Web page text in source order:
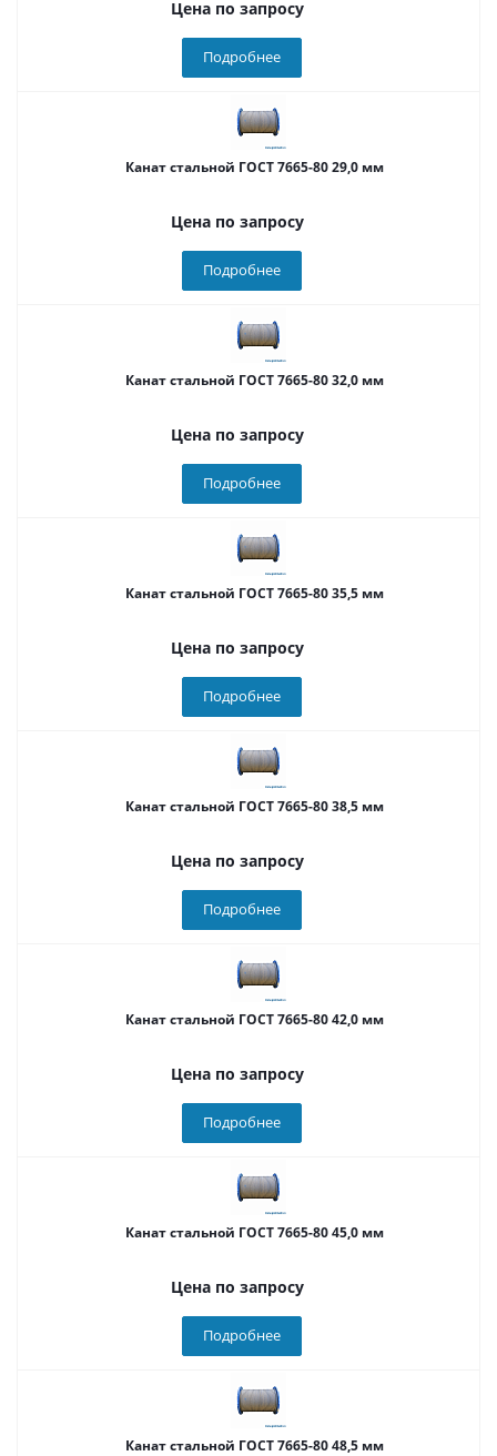
Цена по запросу
Подробнее
Канат стальной ГОСТ 7665-80 29,0 мм
Цена по запросу
Подробнее
Канат стальной ГОСТ 7665-80 32,0 мм
Цена по запросу
Подробнее
Канат стальной ГОСТ 7665-80 35,5 мм
Цена по запросу
Подробнее
Канат стальной ГОСТ 7665-80 38,5 мм
Цена по запросу
Подробнее
Канат стальной ГОСТ 7665-80 42,0 мм
Цена по запросу
Подробнее
Канат стальной ГОСТ 7665-80 45,0 мм
Цена по запросу
Подробнее
Канат стальной ГОСТ 7665-80 48,5 мм